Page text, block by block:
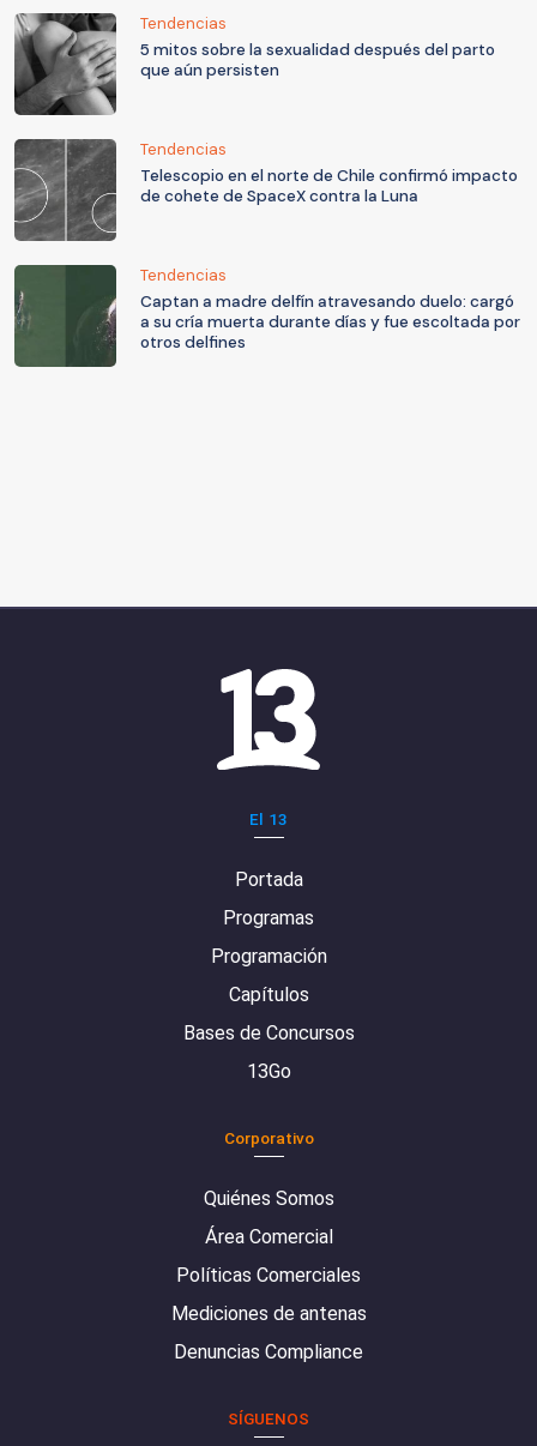
Tendencias
5 mitos sobre la sexualidad después del parto
que aún persisten
Tendencias
Telescopio en el norte de Chile confirmó impacto
de cohete de SpaceX contra la Luna
Tendencias
Captan a madre delfín atravesando duelo: cargó
a su cría muerta durante días y fue escoltada por
otros delfines
El 13
Portada
Programas
Programación
Capítulos
Bases de Concursos
13Go
Corporativo
Quiénes Somos
Área Comercial
Políticas Comerciales
Mediciones de antenas
Denuncias Compliance
SÍGUENOS